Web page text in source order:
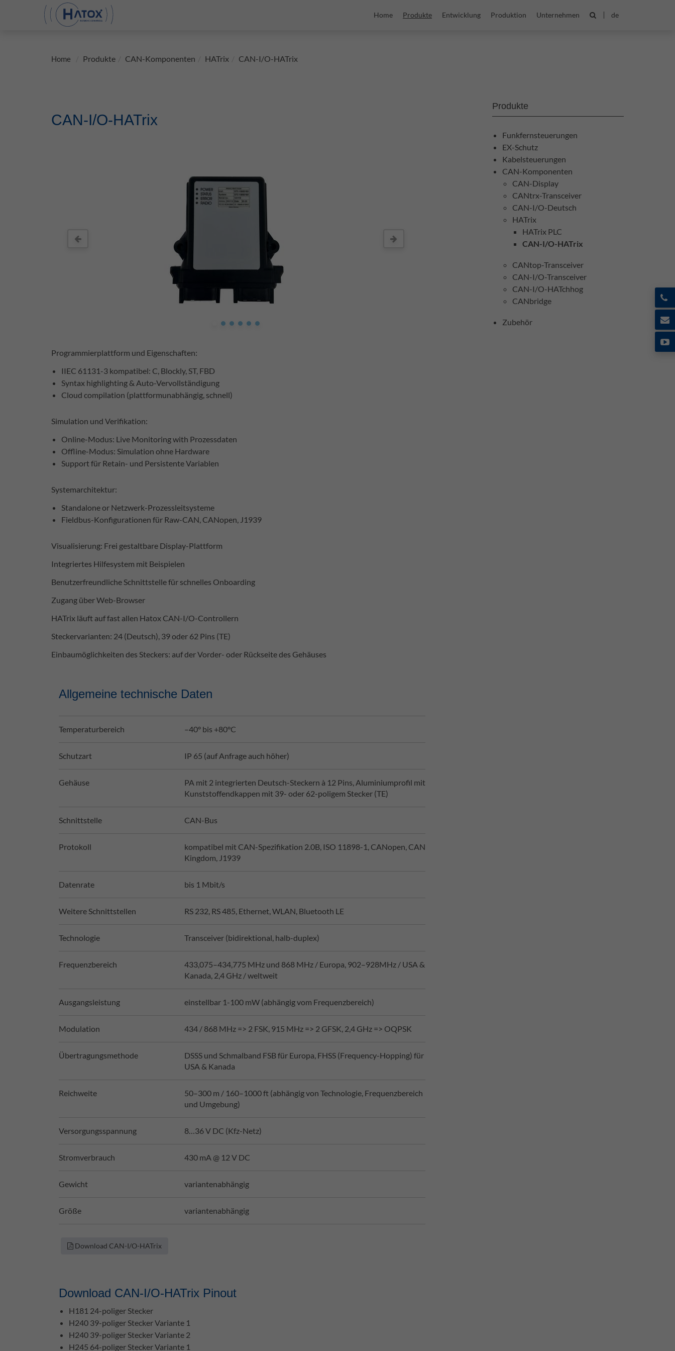
Home Produkte Entwicklung Produktion Unternehmen de
Home Produkte CAN-Komponenten HATrix CAN-I/O-HATrix
CAN-I/O-HATrix
Programmierplattform und Eigenschaften:
IIEC 61131-3 kompatibel: C, Blockly, ST, FBD
Syntax highlighting & Auto-Vervollständigung
Cloud compilation (plattformunabhängig, schnell)
Simulation und Verifikation:
Online-Modus: Live Monitoring with Prozessdaten
Offline-Modus: Simulation ohne Hardware
Support für Retain- und Persistente Variablen
Systemarchitektur:
Standalone or Netzwerk-Prozessleitsysteme
Fieldbus-Konfigurationen für Raw-CAN, CANopen, J1939
Visualisierung: Frei gestaltbare Display-Plattform
Integriertes Hilfesystem mit Beispielen
Benutzerfreundliche Schnittstelle für schnelles Onboarding
Zugang über Web-Browser
HATrix läuft auf fast allen Hatox CAN-I/O-Controllern
Steckervarianten: 24 (Deutsch), 39 oder 62 Pins (TE)
Einbaumöglichkeiten des Steckers: auf der Vorder- oder Rückseite des Gehäuses
Allgemeine technische Daten
Temperaturbereich –40° bis +80°C
Schutzart IP 65 (auf Anfrage auch höher)
Gehäuse
PA mit 2 integrierten Deutsch-Steckern à 12 Pins, Aluminiumprofil mit
Kunststoffendkappen mit 39- oder 62-poligem Stecker (TE)
Schnittstelle CAN-Bus
Protokoll
kompatibel mit CAN-Spezifikation 2.0B, ISO 11898-1, CANopen, CAN
Kingdom, J1939
Datenrate bis 1 Mbit/s
Weitere Schnittstellen RS 232, RS 485, Ethernet, WLAN, Bluetooth LE
Technologie Transceiver (bidirektional, halb-duplex)
Frequenzbereich
433,075–434,775 MHz und 868 MHz / Europa, 902–928MHz / USA &
Kanada, 2,4 GHz / weltweit
Ausgangsleistung einstellbar 1-100 mW (abhängig vom Frequenzbereich)
Modulation 434 / 868 MHz => 2 FSK, 915 MHz => 2 GFSK, 2,4 GHz => OQPSK
Übertragungsmethode
DSSS und Schmalband FSB für Europa, FHSS (Frequency-Hopping) für
USA & Kanada
Reichweite
50–300 m / 160–1000 ft (abhängig von Technologie, Frequenzbereich
und Umgebung)
Versorgungsspannung 8…36 V DC (Kfz-Netz)
Stromverbrauch 430 mA @ 12 V DC
Gewicht variantenabhängig
Größe variantenabhängig
Download CAN-I/O-HATrix
Download CAN-I/O-HATrix Pinout
H181 24-poliger Stecker
H240 39-poliger Stecker Variante 1
H240 39-poliger Stecker Variante 2
H245 64-poliger Stecker Variante 1
Produkte
Funkfernsteuerungen
EX-Schutz
Kabelsteuerungen
CAN-Komponenten
CAN-Display
CANtrx-Transceiver
CAN-I/O-Deutsch
HATrix
HATrix PLC
CAN-I/O-HATrix
CANtop-Transceiver
CAN-I/O-Transceiver
CAN-I/O-HATchhog
CANbridge
Zubehör